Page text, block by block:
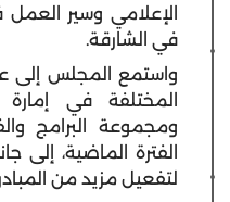
الإعلامي وسير العمل
في الشارقة.
واستمع المجلس إلى
المختلفة في
ومجموعة البرامج
الفترة الماضية، إلى
لتفعيل مزيد من